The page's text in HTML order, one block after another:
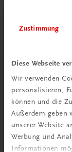
Zustimmung
Diese Webseite
Wir verwenden
personalisieren,
können und die
Außerdem geben
unserer Website
Werbung und
Informationen
Herzlich